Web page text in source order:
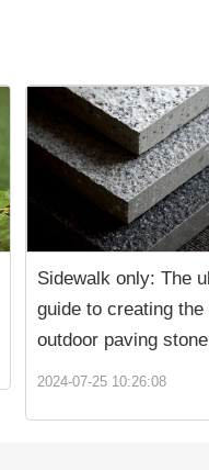
Sidewalk only: The
guide to creating the
outdoor paving stone
2024-07-25 10:26:08